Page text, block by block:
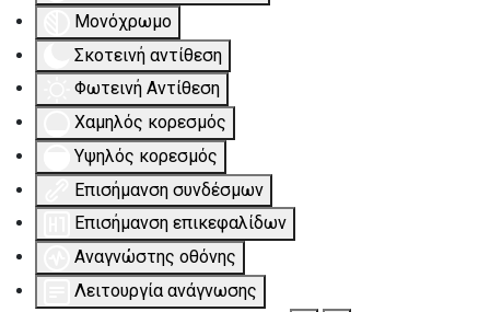
Μονόχρωμο
Σκοτεινή αντίθεση
Φωτεινή Αντίθεση
Χαμηλός κορεσμός
Υψηλός κορεσμός
Επισήμανση συνδέσμων
Επισήμανση επικεφαλίδων
Αναγνώστης οθόνης
Λειτουργία ανάγνωσης